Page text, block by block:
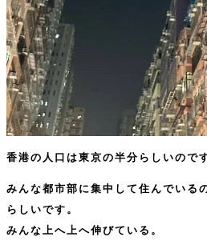
香港の人口は東京の半分らしいので
みんな都市部に集中して住んでいる
らしいです。
みんな上へ上へ伸びている。